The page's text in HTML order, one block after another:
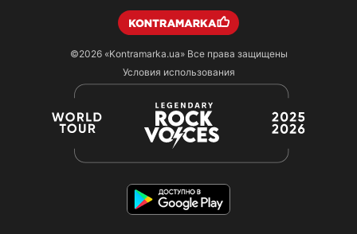
©2026 «Kontramarka.ua»Все права защищены
Условия использования